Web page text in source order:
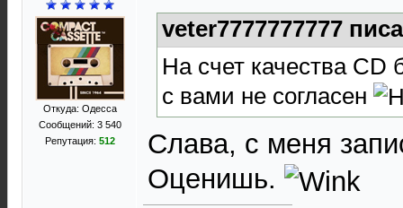
Откуда: Одесса
Сообщений: 3 540
Репутация: 512
veter7777777777
На счет качества CD
с вами не согласен
Слава, с меня
Оценишь.